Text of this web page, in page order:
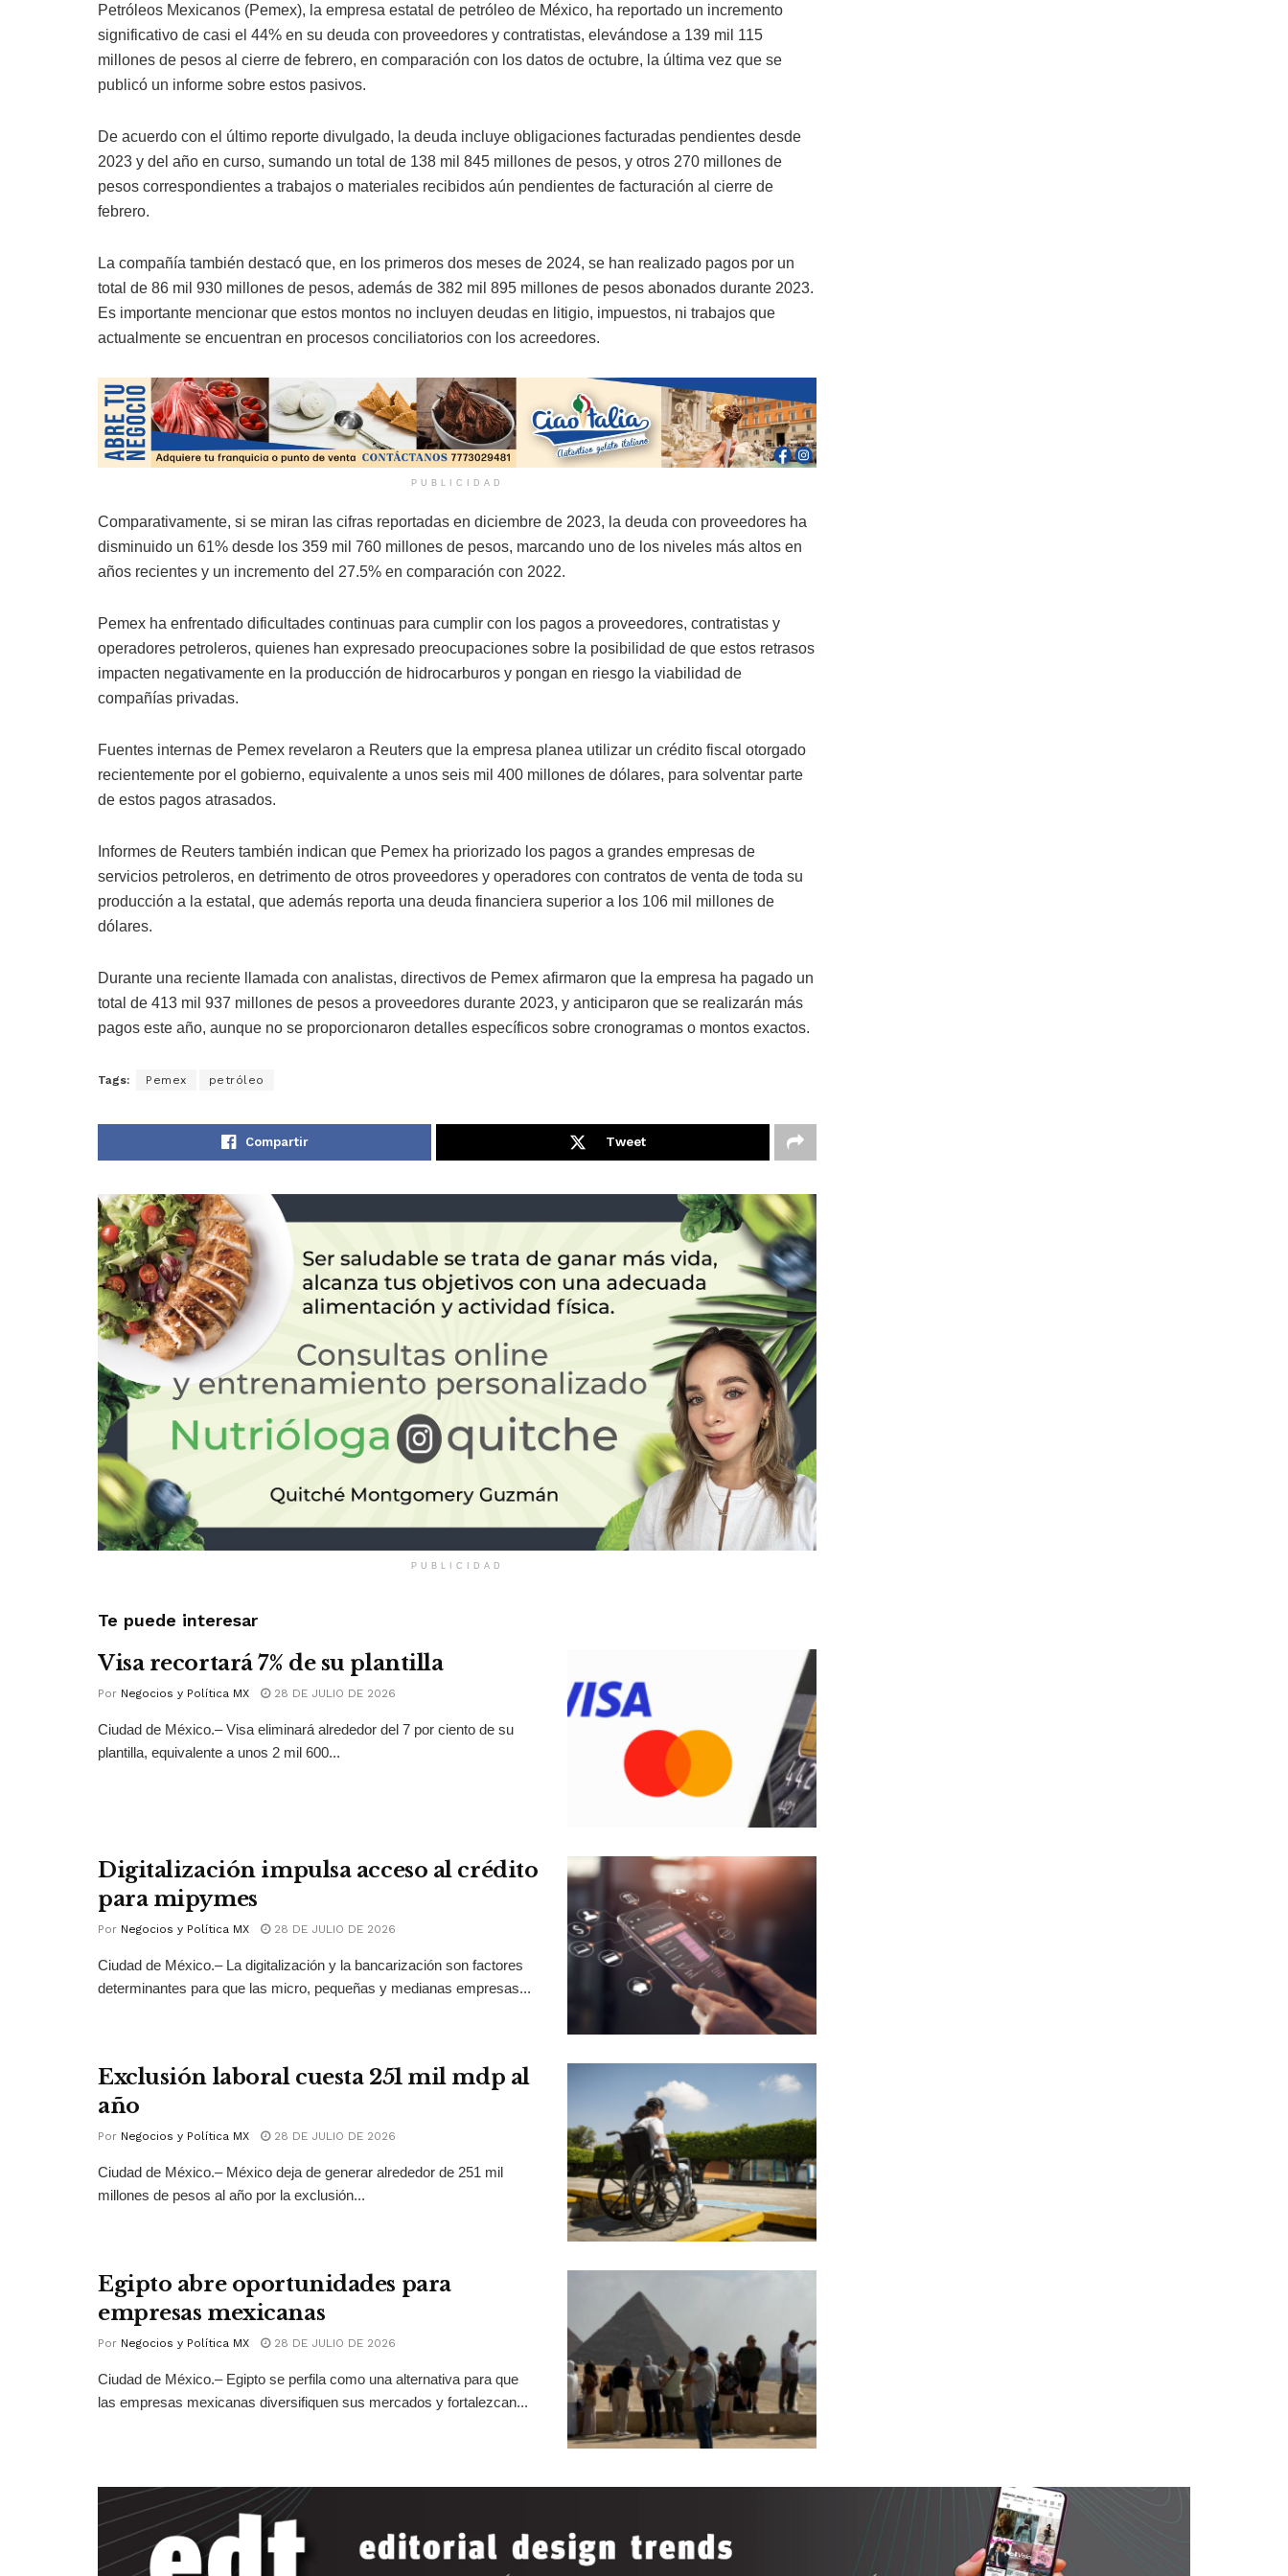
Petróleos Mexicanos (Pemex), la empresa estatal de petróleo de México, ha reportado un incremento
significativo de casi el 44% en su deuda con proveedores y contratistas, elevándose a 139 mil 115
millones de pesos al cierre de febrero, en comparación con los datos de octubre, la última vez que se
publicó un informe sobre estos pasivos.
De acuerdo con el último reporte divulgado, la deuda incluye obligaciones facturadas pendientes desde
2023 y del año en curso, sumando un total de 138 mil 845 millones de pesos, y otros 270 millones de
pesos correspondientes a trabajos o materiales recibidos aún pendientes de facturación al cierre de
febrero.
La compañía también destacó que, en los primeros dos meses de 2024, se han realizado pagos por un
total de 86 mil 930 millones de pesos, además de 382 mil 895 millones de pesos abonados durante 2023.
Es importante mencionar que estos montos no incluyen deudas en litigio, impuestos, ni trabajos que
actualmente se encuentran en procesos conciliatorios con los acreedores.
PUBLICIDAD
Comparativamente, si se miran las cifras reportadas en diciembre de 2023, la deuda con proveedores ha
disminuido un 61% desde los 359 mil 760 millones de pesos, marcando uno de los niveles más altos en
años recientes y un incremento del 27.5% en comparación con 2022.
Pemex ha enfrentado dificultades continuas para cumplir con los pagos a proveedores, contratistas y
operadores petroleros, quienes han expresado preocupaciones sobre la posibilidad de que estos retrasos
impacten negativamente en la producción de hidrocarburos y pongan en riesgo la viabilidad de
compañías privadas.
Fuentes internas de Pemex revelaron a Reuters que la empresa planea utilizar un crédito fiscal otorgado
recientemente por el gobierno, equivalente a unos seis mil 400 millones de dólares, para solventar parte
de estos pagos atrasados.
Informes de Reuters también indican que Pemex ha priorizado los pagos a grandes empresas de
servicios petroleros, en detrimento de otros proveedores y operadores con contratos de venta de toda su
producción a la estatal, que además reporta una deuda financiera superior a los 106 mil millones de
dólares.
Durante una reciente llamada con analistas, directivos de Pemex afirmaron que la empresa ha pagado un
total de 413 mil 937 millones de pesos a proveedores durante 2023, y anticiparon que se realizarán más
pagos este año, aunque no se proporcionaron detalles específicos sobre cronogramas o montos exactos.
Tags: Pemex petróleo
Compartir Tweet
PUBLICIDAD
Te puede interesar
Visa recortará 7% de su plantilla
Por Negocios y Política MX 28 DE JULIO DE 2026
Ciudad de México.– Visa eliminará alrededor del 7 por ciento de su
plantilla, equivalente a unos 2 mil 600...
Digitalización impulsa acceso al crédito
para mipymes
Por Negocios y Política MX 28 DE JULIO DE 2026
Ciudad de México.– La digitalización y la bancarización son factores
determinantes para que las micro, pequeñas y medianas empresas...
Exclusión laboral cuesta 251 mil mdp al
año
Por Negocios y Política MX 28 DE JULIO DE 2026
Ciudad de México.– México deja de generar alrededor de 251 mil
millones de pesos al año por la exclusión...
Egipto abre oportunidades para
empresas mexicanas
Por Negocios y Política MX 28 DE JULIO DE 2026
Ciudad de México.– Egipto se perfila como una alternativa para que
las empresas mexicanas diversifiquen sus mercados y fortalezcan...